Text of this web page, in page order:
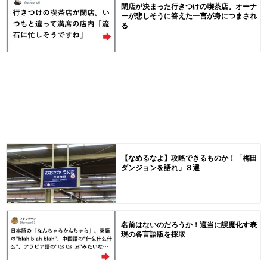
閉店が決まった行きつけの喫茶店。オーナ
ーが悲しそうに答えた一言が身につまされ
る
【なめるなよ】攻略できるものか！「梅田
ダンジョンを語れ」８選
名前はないのだろうか！適当に誤魔化す表
現の各言語版を採取